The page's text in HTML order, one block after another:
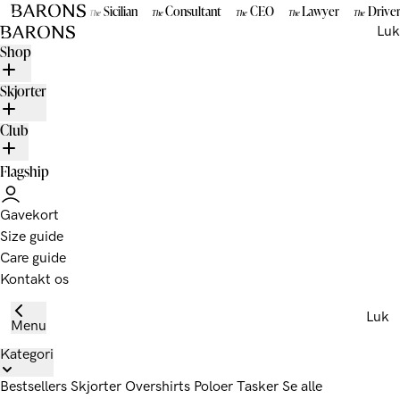
Gå til indhold
BARONS
The Sicilian The Consultant The CEO The Lawyer The Driver
Luk
Shop
Skjorter
Club
Flagship
Gavekort
Size guide
Care guide
Kontakt os
Menu
Luk
Kategori
Bestsellers Skjorter Overshirts Poloer Tasker Se alle